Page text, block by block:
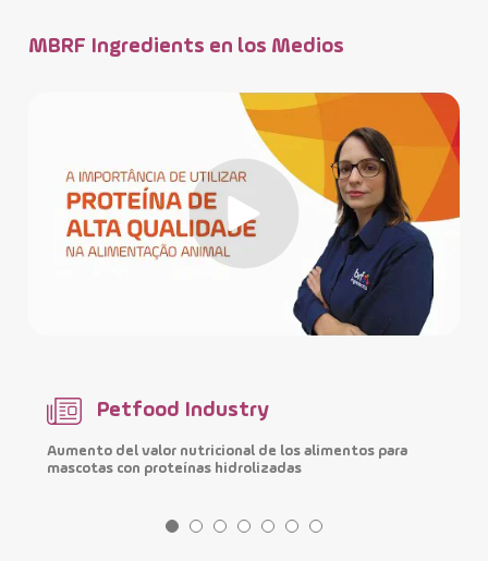
MBRF Ingredients en los Medios
Petfood Industry
Aumento del valor nutricional de los alimentos para
mascotas con proteínas hidrolizadas